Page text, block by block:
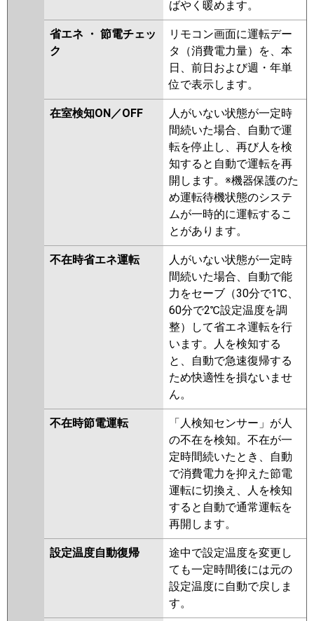
FDTK805H5SA-rak
FDTK805H5SA-airf
FDTV805H5SA-airf
FDTV805H5SA FDTV805H5SA-osj
FDTV805H5SA-rak FDTK805H5S-
FDTK805H5S-rak
FDTK805H5S-airf FDTK805H5S
FDTV805H5S-osj FDTV805H5S-
FDTV805H5S-airf
FDTV805H5S-airflex FDTV805H5S
FDTV805H5S-rakuri-na
PA-P80U7KNBX PA-P80U7HNBX
PA-P80U7KNB
PA-P80U7KB
PA-
P80U7HNB PA-P80U7HB
P80U7KN
PA-P80U7K PA-
PA-P80U7HN
PA-
PA-P80U6KNB PA-
P80U6CNB PA-P80U6CB PA-
PA-P80U6HNB PA-
PA-P80U6KN PA-
PA-P80U6HN
ばやく暖めます。
省エネ ・ 節電チェッ
ク
リモコン画面に運転デー
タ（消費電力量）を、本
日、前日および週・年単
位で表示します。
在室検知ON／OFF
人がいない状態が一定時
間続いた場合、自動で運
転を停止し、再び人を検
知すると自動で運転を再
開します。※機器保護のた
め運転待機状態のシステ
ムが一時的に運転するこ
とがあります。
不在時省エネ運転
人がいない状態が一定時
間続いた場合、自動で能
力をセーブ（30分で1℃、
60分で2℃設定温度を調
整）して省エネ運転を行
います。人を検知する
と、自動で急速復帰する
ため快適性を損ないませ
ん。
不在時節電運転
「人検知センサー」が人
の不在を検知。不在が一
定時間続いたとき、自動
で消費電力を抑えた節電
運転に切換え、人を検知
すると自動で通常運転を
再開します。
設定温度自動復帰
途中で設定温度を変更し
ても一定時間後には元の
設定温度に自動で戻しま
す。